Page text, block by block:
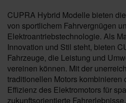
CUPRA Hybrid Modelle bieten
von sportlichem Fahrvergnügen
Elektroantriebstechnologie. Als
Innovation und Stil steht, bieten
Fahrzeuge, die Leistung und
vereinen können. Mit der
traditionellen Motors kombinieren
Effizienz des Elektromotors für
zukunftsorientierte Fahrerlebnisse.